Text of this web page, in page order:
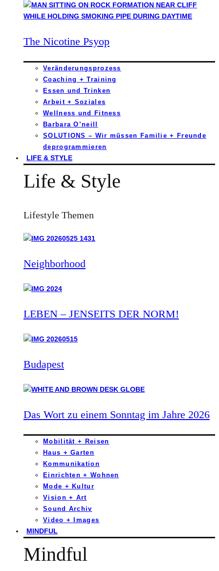
The Nicotine Psyop
Veränderungsprozess
Coaching + Training
Essen und Trinken
Arbeit + Soziales
Wellness und Fitness
Barbara O’neill
SOLUTIONS – Wir müssen Familie + Freunde
deprogrammieren
LIFE & STYLE
Life & Style
Lifestyle Themen
Neighborhood
LEBEN – JENSEITS DER NORM!
Budapest
Das Wort zu einem Sonntag im Jahre 2026
Mobilität + Reisen
Haus + Garten
Kommunikation
Einrichten + Wohnen
Mode + Kultur
Vision + Art
Sound Archiv
Video + Images
MINDFUL
Mindful